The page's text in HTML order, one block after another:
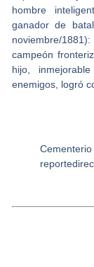
hombre
ganador de
noviembre/
campeón
hijo,
enemigos, logró